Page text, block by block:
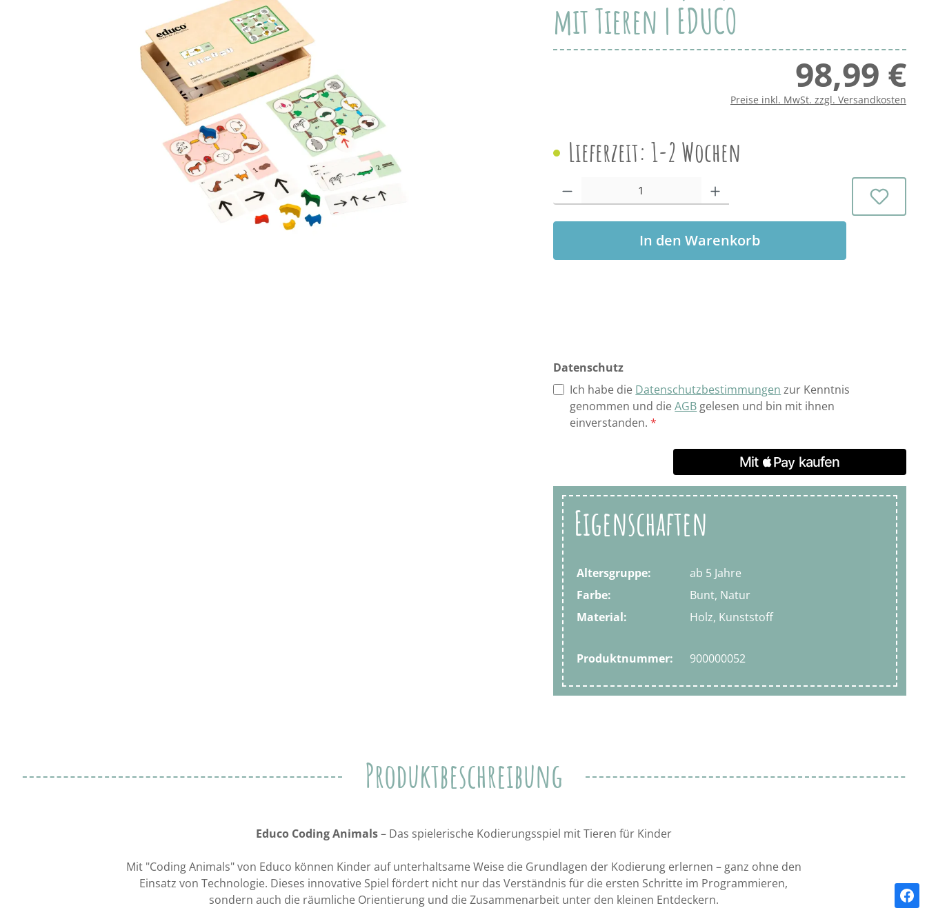
mit Tieren | EDUCO
98,99 €
Preise inkl. MwSt. zzgl. Versandkosten
Lieferzeit: 1-2 Wochen
Produkt Anzahl: Gib den gewünschten Wert ein oder benutze die
In den Warenkorb
Datenschutz
Ich habe die Datenschutzbestimmungen zur Kenntnis
genommen und dieAGB gelesen und bin mit ihnen
einverstanden.*
Eigenschaften
Altersgruppe:
ab 5 Jahre
Farbe:
Bunt, Natur
Material:
Holz, Kunststoff
Produktnummer: 900000052
Produktbeschreibung
Educo Coding Animals– Das spielerische Kodierungsspiel mit Tieren für Kinder
Mit "Coding Animals" von Educo können Kinder auf unterhaltsame Weise die Grundlagen der Kodierung erlernen – ganz ohne den
Einsatz von Technologie. Dieses innovative Spiel fördert nicht nur das Verständnis für die ersten Schritte im Programmieren,
sondern auch die räumliche Orientierung und die Zusammenarbeit unter den kleinen Entdeckern.